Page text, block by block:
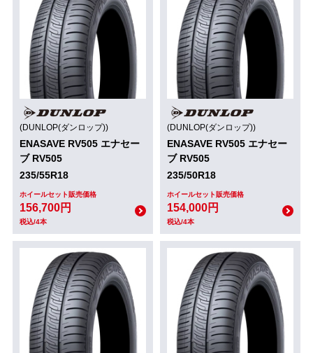
(DUNLOP(ダンロップ))
ENASAVE RV505 エナセー
ブ RV505
235/55R18
ホイールセット販売価格
156,700円
税込/4本
(DUNLOP(ダンロップ))
ENASAVE RV505 エナセー
ブ RV505
235/50R18
ホイールセット販売価格
154,000円
税込/4本